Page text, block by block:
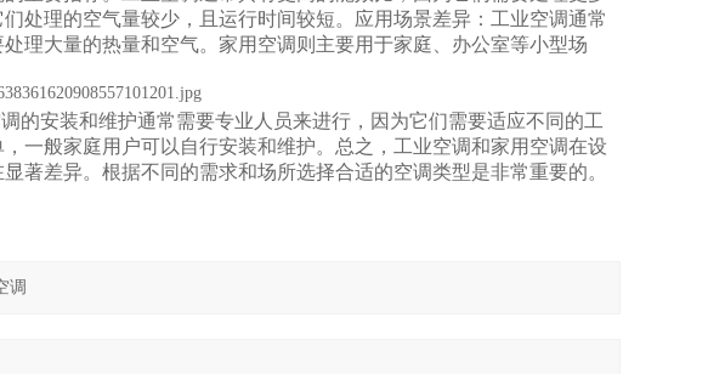
处理的空气量较少，且运行时间较短。 应用场景差异： 工业空调通常
理大量的热量和空气。 家用空调则主要用于家庭、办公室等小型场
的安装和维护通常需要专业人员来进行，因为它们需要适应不同的工
一般家庭用户可以自行安装和维护。 总之，工业空调和家用空调在设
著差异。根据不同的需求和场所选择合适的空调类型是非常重要的。